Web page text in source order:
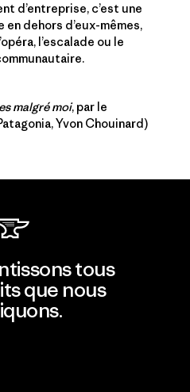
d’entreprise, c’est une
dehors d’eux-mêmes,
l’escalade ou le
malgré moi, par le
Yvon Chouinard)
tous
que nous